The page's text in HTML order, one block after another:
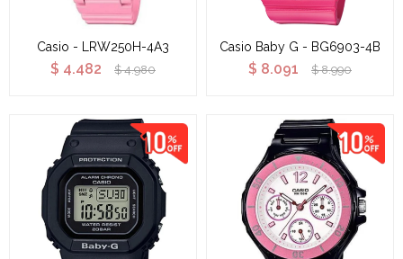
Casio - LRW250H-4A3
$ 4.482 $ 4.980
Casio Baby G - BG6903-4B
$ 8.091 $ 8.990